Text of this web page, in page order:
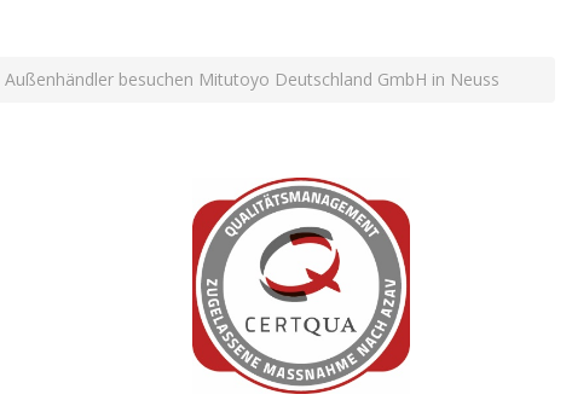
besuchen Mitutoyo Deutschland GmbH in Neuss